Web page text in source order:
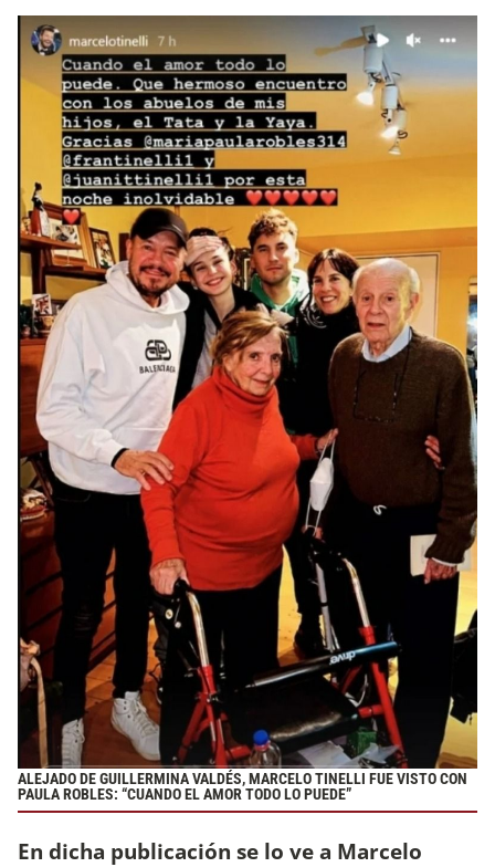
ALEJADO DE GUILLERMINA VALDÉS, MARCELO TINELLI FUE VISTO CON
PAULA ROBLES: “CUANDO EL AMOR TODO LO PUEDE”
En dicha publicación se lo ve a Marcelo